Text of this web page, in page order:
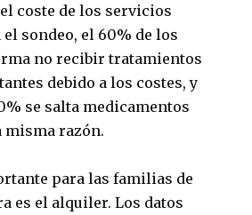
coste de los servicios
el sondeo, el 60% de los
no recibir tratamientos
debido a los costes, y
se salta medicamentos
razón.
para las familias de
es el alquiler. Los datos